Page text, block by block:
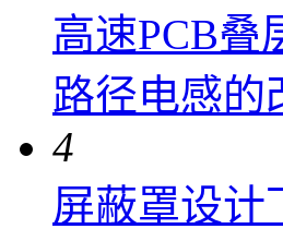
高速PCB叠
路径电感的
4
屏蔽罩设计